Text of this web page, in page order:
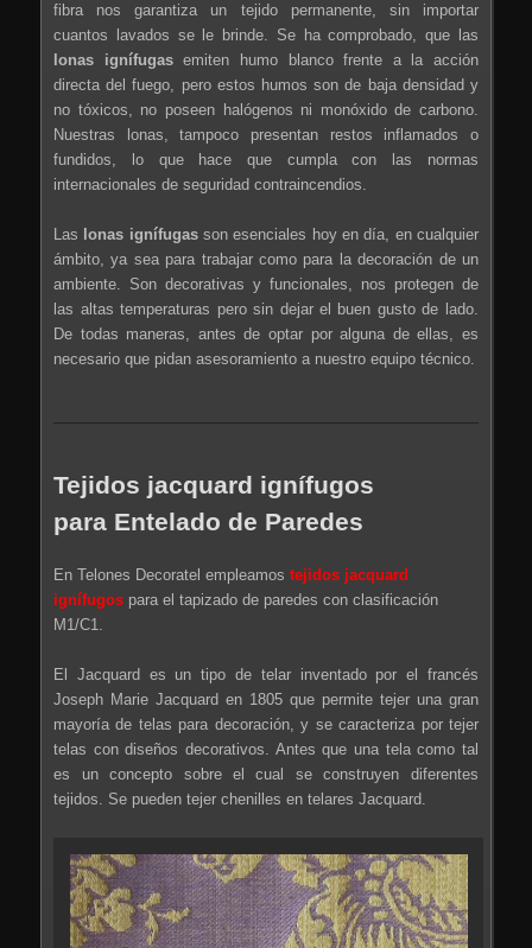
fibra nos garantiza un tejido permanente, sin importar
cuantos lavados se le brinde. Se ha comprobado, que las
lonas ignífugasemiten humo blanco frente a la acción
directa del fuego, pero estos humos son de baja densidad y
no tóxicos, no poseen halógenos ni monóxido de carbono.
Nuestras lonas, tampoco presentan restos inflamados o
fundidos, lo que hace que cumpla con las normas
internacionales de seguridad contraincendios.
Las lonas ignífugasson esenciales hoy en día, en cualquier
ámbito, ya sea para trabajar como para la decoración de un
ambiente. Son decorativas y funcionales, nos protegen de
las altas temperaturas pero sin dejar el buen gusto de lado.
De todas maneras, antes de optar por alguna de ellas, es
necesario que pidan asesoramiento a nuestro equipo técnico.
Tejidos jacquard ignífugos
para Entelado de Paredes
En Telones Decoratel empleamos tejidos jacquard
ignífugos para el tapizado de paredes con clasificación
M1/C1.
El Jacquard es un tipo de telar inventado por el francés
Joseph Marie Jacquard en 1805 que permite tejer una gran
mayoría de telas para decoración, y se caracteriza por tejer
telas con diseños decorativos. Antes que una tela como tal
es un concepto sobre el cual se construyen diferentes
tejidos. Se pueden tejer chenilles en telares Jacquard.